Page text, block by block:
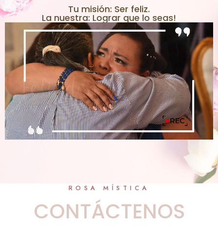
Tu misión: Ser feliz.
La nuestra: Lograr que lo seas!
ROSA MÍSTICA
CONTÁCTENOS